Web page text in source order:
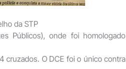
da STP
Públicos), onde foi homologado
cruzados. O DCE foi o único contra